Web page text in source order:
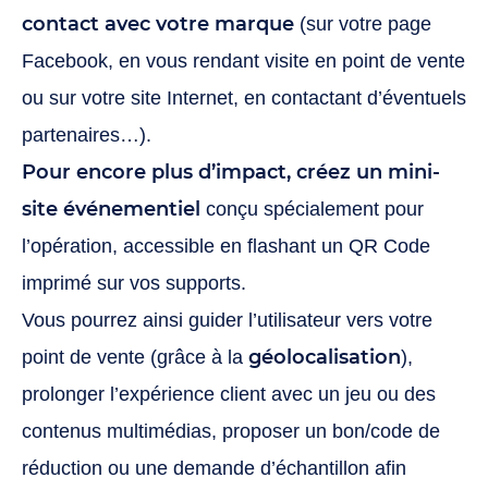
contact avec votre marque (sur votre page
Facebook, en vous rendant visite en point de vente
ou sur votre site Internet, en contactant d’éventuels
partenaires…).
Pour encore plus d’impact, créez un mini-
site événementiel conçu spécialement pour
l’opération, accessible en flashant un QR Code
imprimé sur vos supports.
Vous pourrez ainsi guider l’utilisateur vers votre
point de vente (grâce à la géolocalisation),
prolonger l’expérience client avec un jeu ou des
contenus multimédias, proposer un bon/code de
réduction ou une demande d’échantillon afin